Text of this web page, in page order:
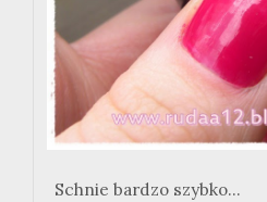
Schnie bardzo szybko...